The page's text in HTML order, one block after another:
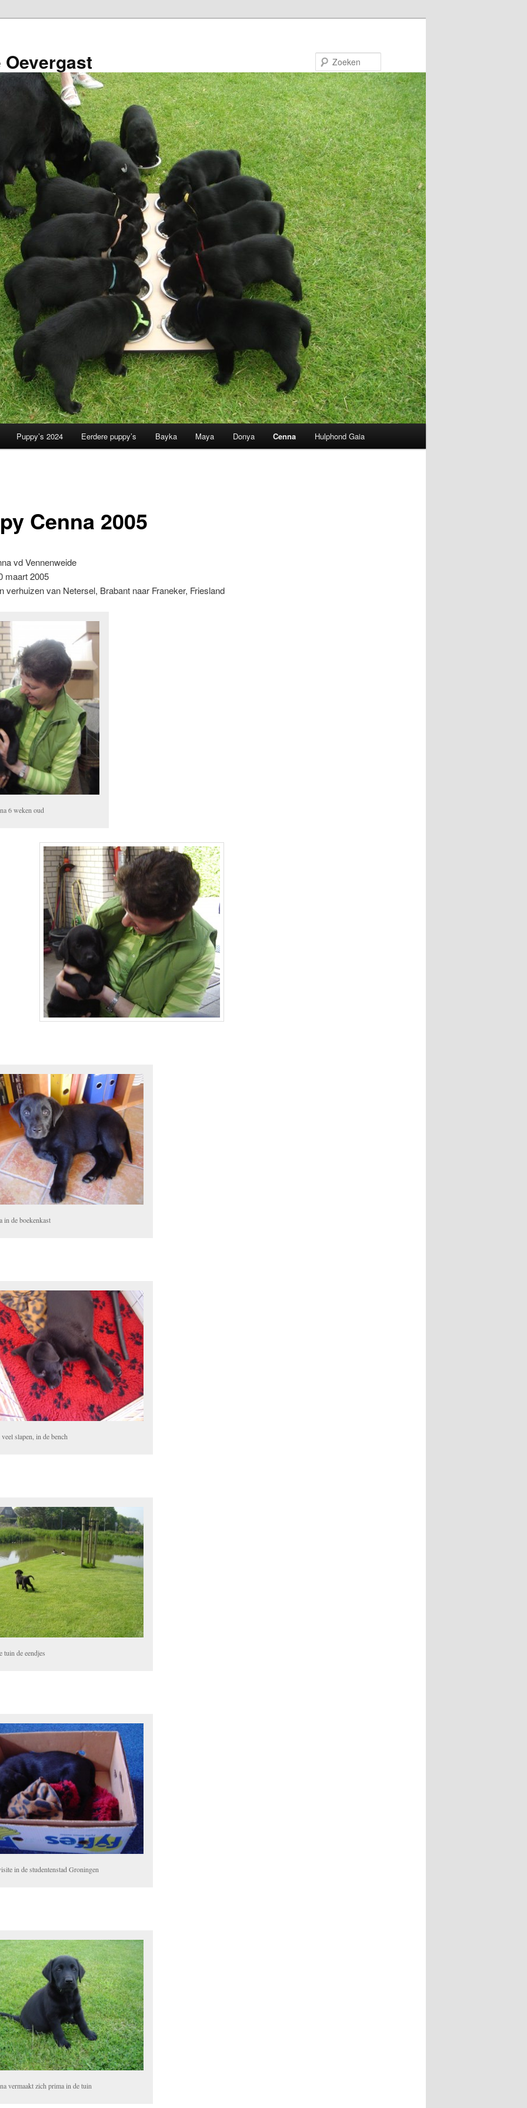
Puppy’s 2024 Eerdere puppy’s Bayka Maya Donya Cenna Hulphond Gaia
Cenna 2005
vd Vennenweide
maart 2005
verhuizen van Netersel, Brabant naar Franeker, Friesland
6 weken oud
in de boekenkast
veel slapen, in de bench
tuin de eendjes
in de studentenstad Groningen
vermaakt zich prima in de tuin